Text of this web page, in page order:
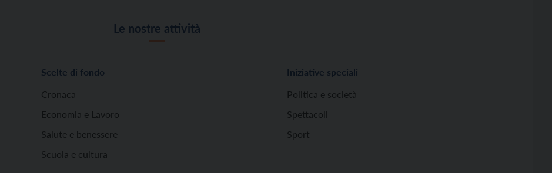
Le nostre attività
Scelte di fondo
Cronaca
Economia e Lavoro
Salute e benessere
Scuola e cultura
Iniziative speciali
Politica e società
Spettacoli
Sport